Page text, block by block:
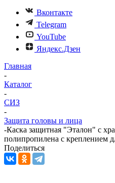
Вконтакте
Telegram
YouTube
Яндекс.Дзен
Главная
-
Каталог
-
СИЗ
-
Защита головы и лица
-Каска защитная "Эталон" с
полипропилена с креплением
Поделиться